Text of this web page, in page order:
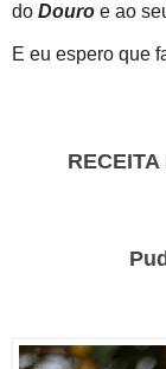
do Douro e ao
E eu espero que